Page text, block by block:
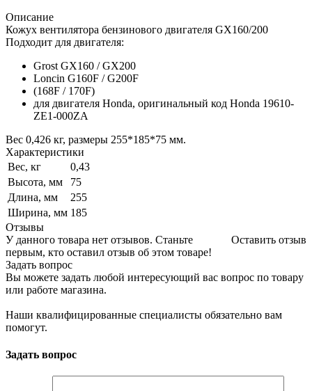
Описание
Кожух вентилятора бензинового двигателя GX160/200
Подходит для двигателя:
Grost GX160 / GX200
Loncin G160F / G200F
(168F / 170F)
для двигателя Honda, оригинальный код Honda 19610-
ZE1-000ZA
Вес 0,426 кг, размеры 255*185*75 мм.
Характеристики
Вес, кг
0,43
Высота, мм
75
Длина, мм
255
Ширина, мм 185
Отзывы
Оставить отзыв
У данного товара нет отзывов. Станьте
первым, кто оставил отзыв об этом товаре!
Задать вопрос
Вы можете задать любой интересующий вас вопрос по товару
или работе магазина.
Наши квалифицированные специалисты обязательно вам
помогут.
Задать вопрос